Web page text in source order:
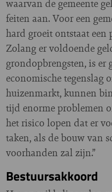
waarvan de gemeente
feiten aan. Voor een
hard groeit ontstaat een
Zolang er voldoende
grondopbrengsten, is er
economische tegenslag
huizenmarkt, kunnen
tijd enorme problemen
het risico lopen dat er
taken, als de bouw van
voorhanden zal zijn.”
Bestuursakkoord